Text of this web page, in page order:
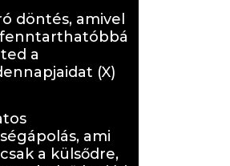
döntés, amivel
a
(X)
ami
a külsődre,